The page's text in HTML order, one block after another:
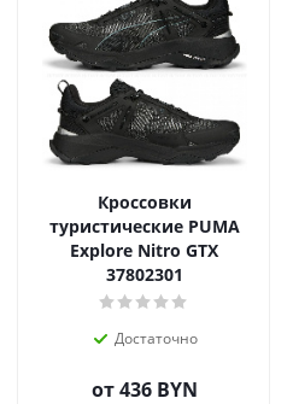
Кроссовки
туристические PUMA
Explore Nitro GTX
37802301
Достаточно
от436 BYN